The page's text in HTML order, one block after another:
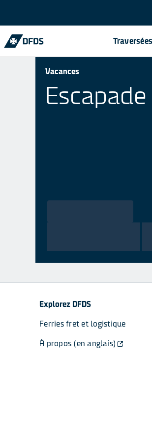
Vacances
Explorez DFDS
Ferries fret et logistique
À propos (en anglais)